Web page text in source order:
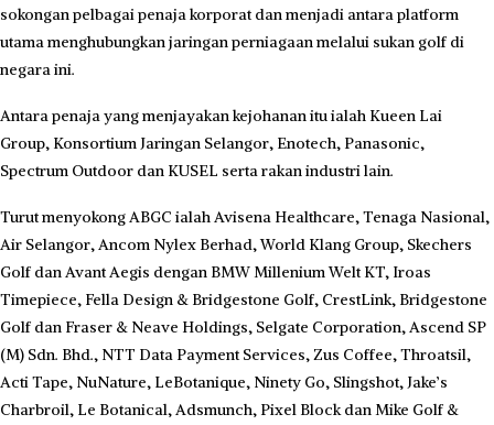
sokongan pelbagai penaja korporat dan menjadi antara platform
utama menghubungkan jaringan perniagaan melalui sukan golf di
negara ini.
Antara penaja yang menjayakan kejohanan itu ialah Kueen Lai
Group, Konsortium Jaringan Selangor, Enotech, Panasonic,
Spectrum Outdoor dan KUSEL serta rakan industri lain.
Turut menyokong ABGC ialah Avisena Healthcare, Tenaga Nasional,
Air Selangor, Ancom Nylex Berhad, World Klang Group, Skechers
Golf dan Avant Aegis dengan BMW Millenium Welt KT, Iroas
Timepiece, Fella Design & Bridgestone Golf, CrestLink, Bridgestone
Golf dan Fraser & Neave Holdings, Selgate Corporation, Ascend SP
(M) Sdn. Bhd., NTT Data Payment Services, Zus Coffee, Throatsil,
Acti Tape, NuNature, LeBotanique, Ninety Go, Slingshot, Jake’s
Charbroil, Le Botanical, Adsmunch, Pixel Block dan Mike Golf &